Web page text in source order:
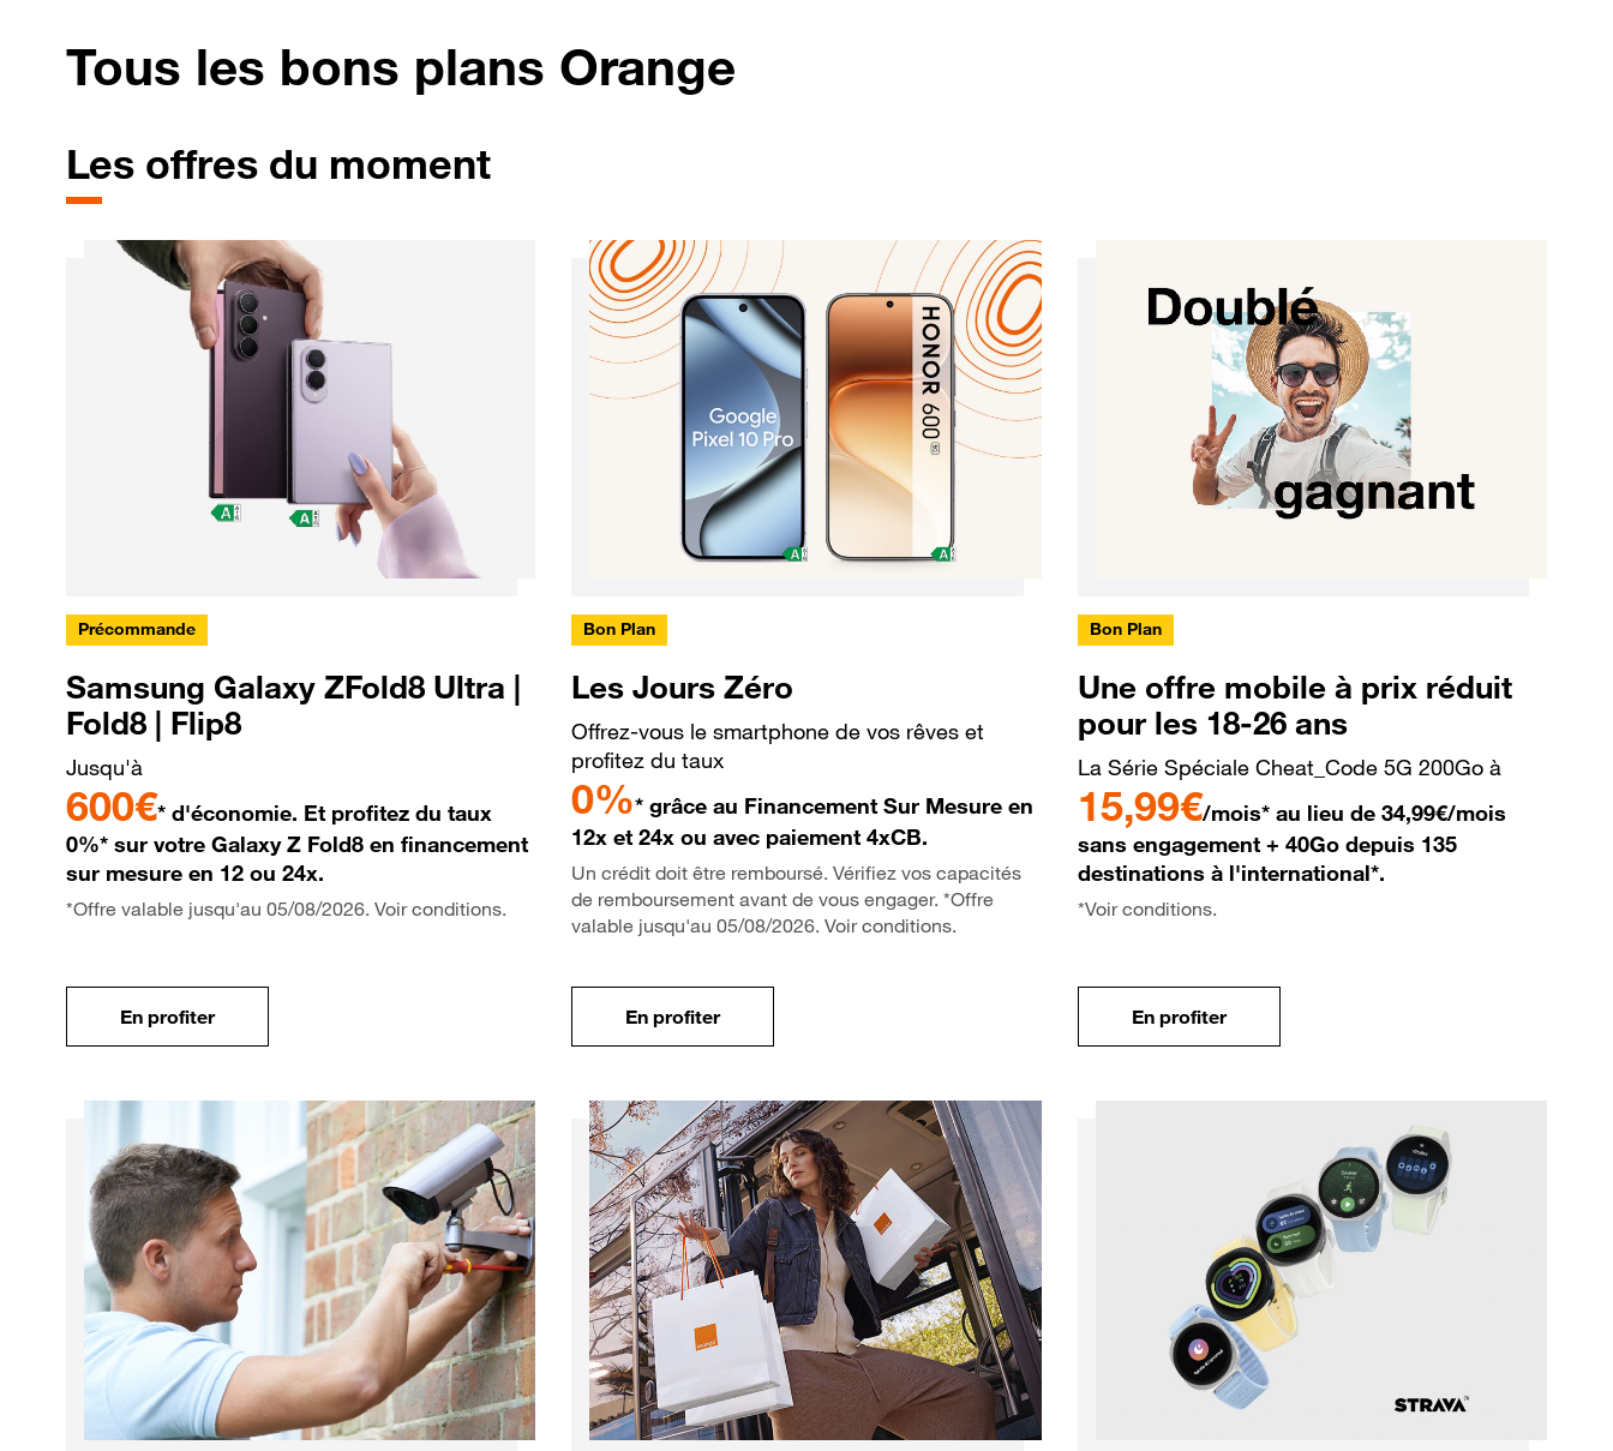
Tous les bons plans Orange
Les offres du moment
Précommande
Samsung Galaxy ZFold8 Ultra |
Fold8 | Flip8
Jusqu'à
600€* d'économie. Et profitez du taux
0%* sur votre Galaxy Z Fold8 en financement
sur mesure en 12 ou 24x.
*Offre valable jusqu'au 05/08/2026. Voir conditions.
En profiter
Bon Plan
Les Jours Zéro
Offrez-vous le smartphone de vos rêves et
profitez du taux
0%* grâce au Financement Sur Mesure en
12x et 24x ou avec paiement 4xCB.
Un crédit doit être remboursé. Vérifiez vos capacités
de remboursement avant de vous engager. *Offre
valable jusqu'au 05/08/2026. Voir conditions.
En profiter
Bon Plan
Une offre mobile à prix réduit
pour les 18-26 ans
La Série Spéciale Cheat_Code 5G 200Go à
15,99€/mois* au lieu de 34,99€/mois
sans engagement + 40Go depuis 135
destinations à l'international*.
*Voir conditions.
En profiter